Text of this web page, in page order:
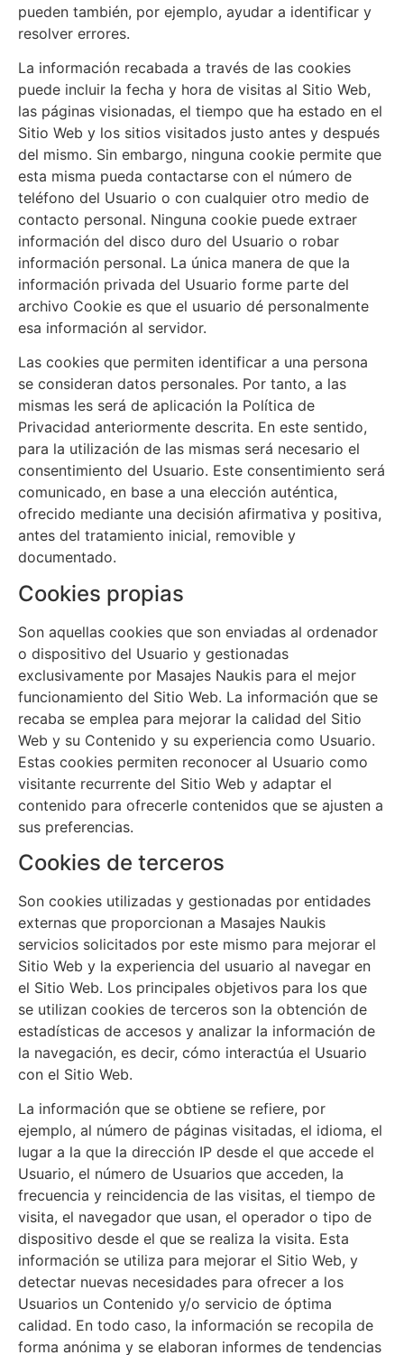
pueden también, por ejemplo, ayudar a identificar y
resolver errores.
La información recabada a través de las cookies
puede incluir la fecha y hora de visitas al Sitio Web,
las páginas visionadas, el tiempo que ha estado en el
Sitio Web y los sitios visitados justo antes y después
del mismo. Sin embargo, ninguna cookie permite que
esta misma pueda contactarse con el número de
teléfono del Usuario o con cualquier otro medio de
contacto personal. Ninguna cookie puede extraer
información del disco duro del Usuario o robar
información personal. La única manera de que la
información privada del Usuario forme parte del
archivo Cookie es que el usuario dé personalmente
esa información al servidor.
Las cookies que permiten identificar a una persona
se consideran datos personales. Por tanto, a las
mismas les será de aplicación la Política de
Privacidad anteriormente descrita. En este sentido,
para la utilización de las mismas será necesario el
consentimiento del Usuario. Este consentimiento será
comunicado, en base a una elección auténtica,
ofrecido mediante una decisión afirmativa y positiva,
antes del tratamiento inicial, removible y
documentado.
Cookies propias
Son aquellas cookies que son enviadas al ordenador
o dispositivo del Usuario y gestionadas
exclusivamente por Masajes Naukis para el mejor
funcionamiento del Sitio Web. La información que se
recaba se emplea para mejorar la calidad del Sitio
Web y su Contenido y su experiencia como Usuario.
Estas cookies permiten reconocer al Usuario como
visitante recurrente del Sitio Web y adaptar el
contenido para ofrecerle contenidos que se ajusten a
sus preferencias.
Cookies de terceros
Son cookies utilizadas y gestionadas por entidades
externas que proporcionan a Masajes Naukis
servicios solicitados por este mismo para mejorar el
Sitio Web y la experiencia del usuario al navegar en
el Sitio Web. Los principales objetivos para los que
se utilizan cookies de terceros son la obtención de
estadísticas de accesos y analizar la información de
la navegación, es decir, cómo interactúa el Usuario
con el Sitio Web.
La información que se obtiene se refiere, por
ejemplo, al número de páginas visitadas, el idioma, el
lugar a la que la dirección IP desde el que accede el
Usuario, el número de Usuarios que acceden, la
frecuencia y reincidencia de las visitas, el tiempo de
visita, el navegador que usan, el operador o tipo de
dispositivo desde el que se realiza la visita. Esta
información se utiliza para mejorar el Sitio Web, y
detectar nuevas necesidades para ofrecer a los
Usuarios un Contenido y/o servicio de óptima
calidad. En todo caso, la información se recopila de
forma anónima y se elaboran informes de tendencias